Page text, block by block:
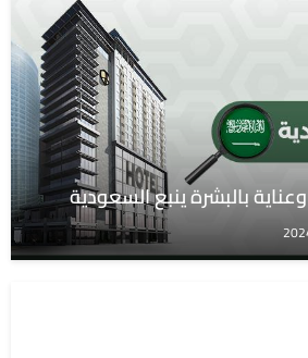
بالبشرة ينبع السعودية